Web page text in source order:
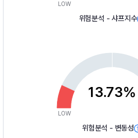
LOW
위험분석 - 샤프지수
13.73%
LOW
위험분석 - 변동성